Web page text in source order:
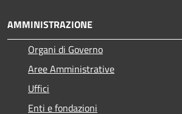
AMMINISTRAZIONE
Organi di Governo
Aree Amministrative
Uffici
Enti e fondazioni